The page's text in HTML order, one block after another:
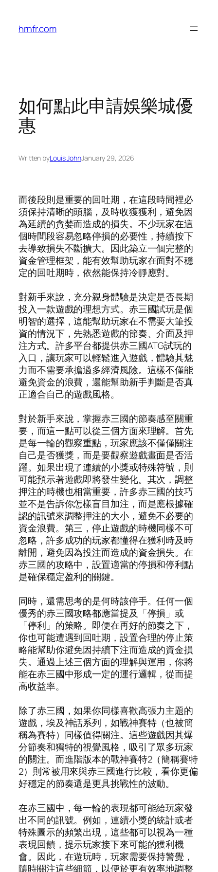
content
hrnfr.com
如何點此申請娛樂城優
惠
Written byLouis JohnJanuary 29, 2026
而後段則是重要的回吐期，在這段時間裡必
須保持清晰的頭腦，及時收獲獲利，避免因
為延續的貪婪而造成的損失。不少玩家在這
個時間段容易忽略停損的必要性，持續按下
去導致損失不斷擴大。因此築立一個完整的
資金管理框架，能有效幫助玩家在面對不穩
定的回吐期時，依然能保持冷靜應對。
對新手來說，充分親身體驗是決定是否長期
投入一款遊戲的理想方式。赤三國試玩是個
明智的選擇，這能幫助玩家在不需要大筆投
資的情況下，先熟悉遊戲的節奏、介面及押
注方式。許多平台都提供赤三國ATG試玩的
入口，讓玩家可以輕鬆進入遊戲，體驗其魅
力而不需要承擔過多經濟風險。這樣不僅能
避免資金的浪費，還能幫助新手判斷是否真
正適合自己的遊戲風格。
對於新手來說，掌握赤三國的節奏感至關重
要，而這一點可以從三個方面來理解。首先
是每一輪的觀察重點，玩家應該不僅僅關注
自己是否獲獎，而是要觀察遊戲畫面是否活
躍。如果出現了連續的小獎或特殊符號，則
可能預示著遊戲即將發生變化。其次，調整
押注的時機也相當重要，許多赤三國的技巧
並不是告訴你怎樣盲目加注，而是應根據確
認的訊號來調整押注的大小，避免不必要的
資金浪費。第三，停止遊戲的時機同樣不可
忽略，許多成功的玩家都懂得在獲利時及時
離開，避免因為投注而造成的資金損失。在
赤三國的攻略中，設置適當的停損和停利點
是確保穩定盈利的關鍵。
同時，還需思考的是何時該停手。任何一個
優秀的赤三國攻略都應當提及「停損」或
「停利」的策略。即便在再好的節奏之下，
你也可能遭遇到回吐期，設置合理的停止策
略能幫助你避免因持續下注而造成的資金損
失。通過上述三個方面的理解與運用，你將
能在赤三國中形成一定的運行邏輯，從而提
高收益率。
除了赤三國，如果你同樣喜歡高張力主題的
遊戲，埃及神話系列，如戰神賽特（也被簡
稱為賽特）同樣值得關注。這些遊戲因其爆
分節奏和獨特的視覺風格，吸引了眾多玩家
的關注。而進階版本的戰神賽特2（簡稱賽特
2）則常被用來與赤三國進行比較，看你更偏
好穩定的節奏還是更具挑戰性的波動。
在赤三國中，每一輪的表現都可能給玩家發
出不同的訊號。例如，連續小獎的統計或者
特殊圖示的頻繁出現，這些都可以視為一種
表現回饋，提示玩家接下來可能的獲利機
會。因此，在遊玩時，玩家需要保持警覺，
隨時關注這些細節，以便於更有效率地調整